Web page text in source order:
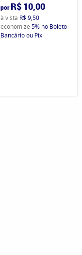
por R$ 10,00
à vista R$ 9,50
economize 5% no Boleto
Bancário ou Pix